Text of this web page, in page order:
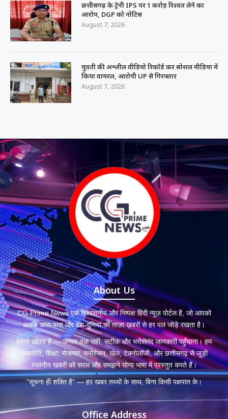
छत्तीसगढ़ के ट्रेनी IPS पर 1 करोड़ रिश्वत लेने का
आरोप, DGP को नोटिस
August 7, 2026
युवती की अश्लील वीडियो रिकॉर्ड कर सोशल मीडिया में
किया वायरल, आरोपी UP से गिरफ्तार
August 7, 2026
About Us
CG Prime News एक विश्वसनीय और निष्पक्ष हिंदी न्यूज़ पोर्टल है, जो आपको
आपके आस-पास और देश-दुनिया की ताज़ा ख़बरों से हर पल जोड़े रखता है।
हमारा उद्देश्य है — जनता तक सही, सटीक और भरोसेमंद जानकारी पहुँचाना। हम
राजनीति, शिक्षा, रोजगार, मनोरंजन, खेल, टेक्नोलॉजी, और छत्तीसगढ़ से जुड़ी
स्थानीय खबरों को सरल और समझने योग्य भाषा में प्रस्तुत करते हैं।
“सूचना ही शक्ति है” — हर खबर तथ्यों के साथ, बिना किसी पक्षपात के।
Office Address